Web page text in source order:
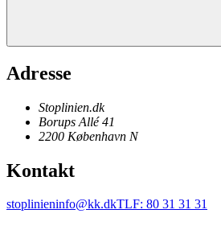
Adresse
Stoplinien.dk
Borups Allé 41
2200 København N
Kontakt
stoplinieninfo@kk.dkTLF: 80 31 31 31